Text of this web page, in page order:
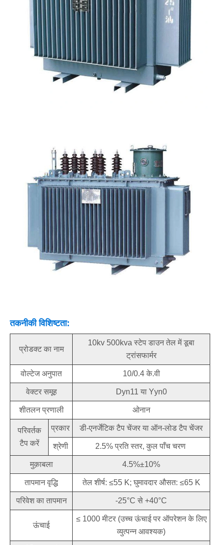
तकनीकी विशिष्टता:
प्रोडक्ट का नाम
10kv 500kva स्टेप डाउन तेल में डूबा
ट्रांसफार्मर
वोल्टेज अनुपात 10/0.4 के.वी
वेक्टर समूह Dyn11 या Yyn0
शीतलन प्रणाली ओनान
परिवर्तक
टैप करें
प्रकार डी-एनर्जेटिक टैप चेंजर या ऑन-लोड टैप चेंजर
श्रेणी 2.5% प्रति स्तर, कुल पाँच चरण
मुक़ाबला 4.5%±10%
तापमान वृद्धि तेल शीर्ष: ≤55 K; घुमावदार औसत: ≤65 K
परिवेश का तापमान -25°C से +40°C
ऊंचाई
≤ 1000 मीटर (उच्च ऊंचाई पर ऑपरेशन के लिए
व्युत्पन्न आवश्यक)